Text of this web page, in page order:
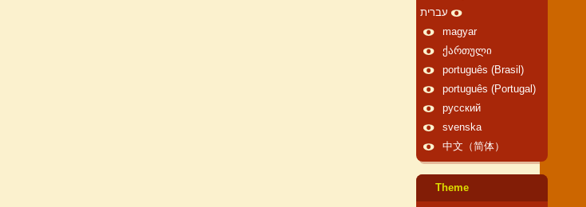
עברית
magyar
ქართული
português (Brasil)
português (Portugal)
русский
svenska
中文（简体）
Theme